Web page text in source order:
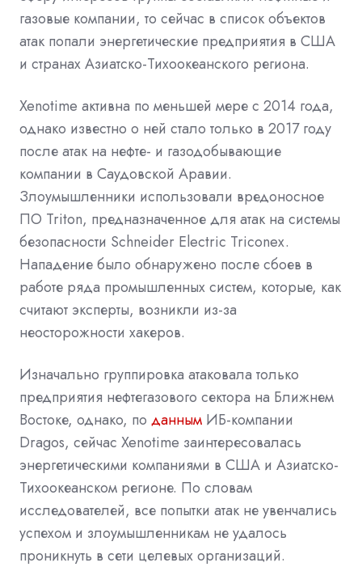
газовые компании, то сейчас в список объектов
атак попали энергетические предприятия в США
и странах Азиатско-Тихоокеанского региона.
Xenotime активна по меньшей мере с 2014 года,
однако известно о ней стало только в 2017 году
после атак на нефте- и газодобывающие
компании в Саудовской Аравии.
Злоумышленники использовали вредоносное
ПО Triton, предназначенное для атак на системы
безопасности Schneider Electric Triconex.
Нападение было обнаружено после сбоев в
работе ряда промышленных систем, которые, как
считают эксперты, возникли из-за
неосторожности хакеров.
Изначально группировка атаковала только
предприятия нефтегазового сектора на Ближнем
Востоке, однако, по данным ИБ-компании
Dragos, сейчас Xenotime заинтересовалась
энергетическими компаниями в США и Азиатско-
Тихоокеанском регионе. По словам
исследователей, все попытки атак не увенчались
успехом и злоумышленникам не удалось
проникнуть в сети целевых организаций.